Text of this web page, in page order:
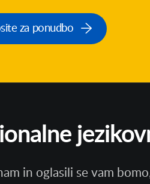
za ponudbo
in oglasili se vam